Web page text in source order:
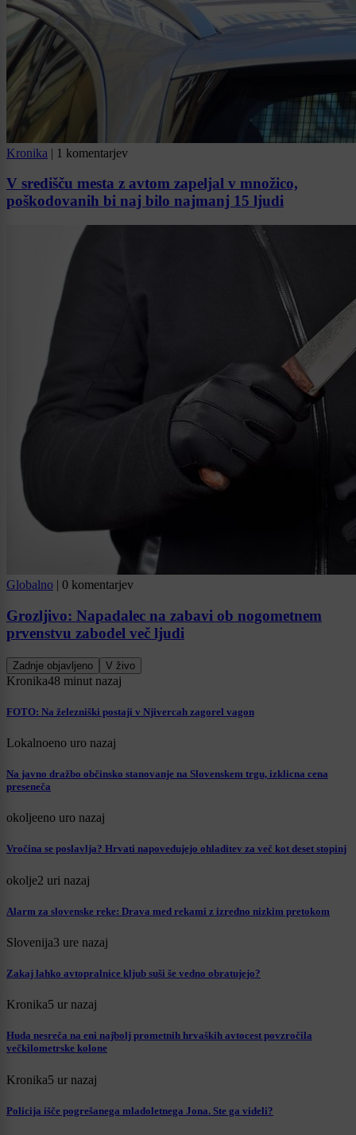
Kronika | 1 komentarjev
V središču mesta z avtom zapeljal v množico,
poškodovanih bi naj bilo najmanj 15 ljudi
Globalno | 0 komentarjev
Grozljivo: Napadalec na zabavi ob nogometnem
prvenstvu zabodel več ljudi
Zadnje objavljeno V živo
Kronika48 minut nazaj
FOTO: Na železniški postaji v Njivercah zagorel vagon
Lokalnoeno uro nazaj
Na javno dražbo občinsko stanovanje na Slovenskem trgu, izklicna cena
preseneča
okoljeeno uro nazaj
Vročina se poslavlja? Hrvati napovedujejo ohladitev za več kot deset stopinj
okolje2 uri nazaj
Alarm za slovenske reke: Drava med rekami z izredno nizkim pretokom
Slovenija3 ure nazaj
Zakaj lahko avtopralnice kljub suši še vedno obratujejo?
Kronika5 ur nazaj
Huda nesreča na eni najbolj prometnih hrvaških avtocest povzročila
večkilometrske kolone
Kronika5 ur nazaj
Policija išče pogrešanega mladoletnega Jona. Ste ga videli?